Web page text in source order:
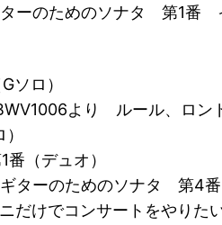
ーのためのソナタ 第1番
ロ）
より ルール、ロン
（デュオ）
ーのためのソナタ 第4番
だけでコンサートをやり